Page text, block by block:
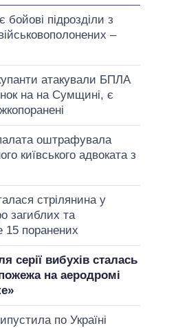
бойові підрозділи з
–
атакували БПЛА
на на Сумщині, є
оштрафувала
київського адвоката з
стрілянина у
загиблих та
поранених
серії вибухів сталась
на аеродромі
по Україні